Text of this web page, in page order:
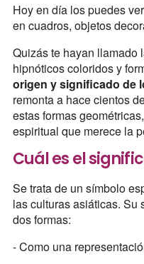
Hoy en día los puedes
en cuadros, objetos
Quizás te hayan llamado
hipnóticos coloridos y
origen y significado de
remonta a hace cientos
estas formas
espiritual que merece la
Cuál es el
Se trata de un símbolo
las culturas asiáticas. Su
dos formas:
- Como una